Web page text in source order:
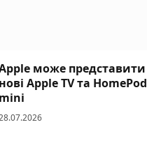
може представити
нові Apple TV та HomePod
mini